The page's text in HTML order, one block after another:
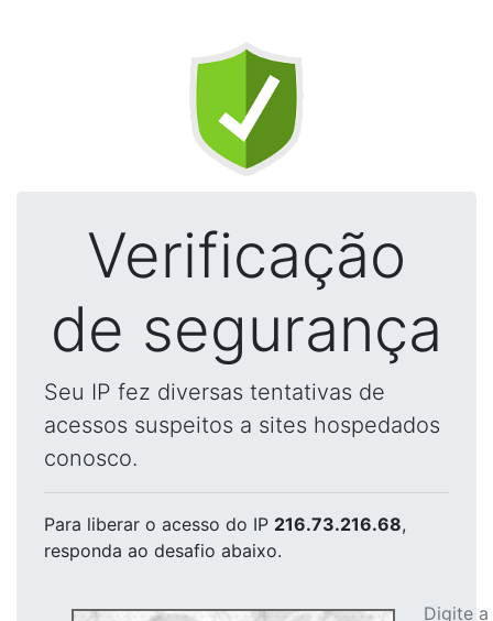
Verificação
de segurança
Seu IP fez diversas tentativas de
acessos suspeitos a sites hospedados
conosco.
Para liberar o acesso do IP 216.73.216.68,
responda ao desafio abaixo.
Digite